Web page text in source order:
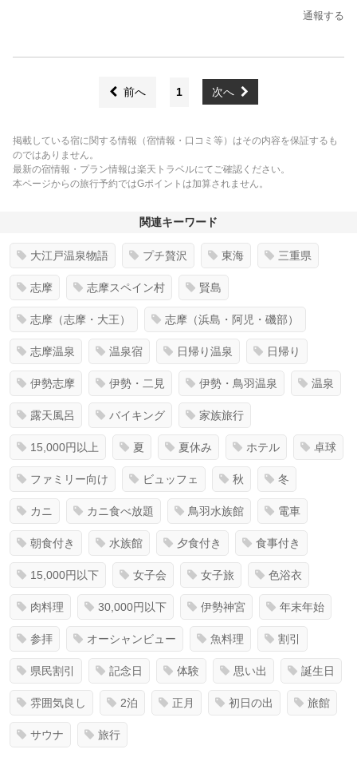
通報する
前へ 1 次へ
掲載している宿に関する情報（宿情報・口コミ等）はその内容を保証するも
のではありません。
最新の宿情報・プラン情報は楽天トラベルにてご確認ください。
本ページからの旅行予約ではGポイントは加算されません。
関連キーワード
大江戸温泉物語 プチ贅沢 東海 三重県
志摩 志摩スペイン村 賢島
志摩（志摩・大王） 志摩（浜島・阿児・磯部）
志摩温泉 温泉宿 日帰り温泉 日帰り
伊勢志摩 伊勢・二見 伊勢・鳥羽温泉 温泉
露天風呂 バイキング 家族旅行
15,000円以上 夏 夏休み ホテル 卓球
ファミリー向け ビュッフェ 秋 冬
カニ カニ食べ放題 鳥羽水族館 電車
朝食付き 水族館 夕食付き 食事付き
15,000円以下 女子会 女子旅 色浴衣
肉料理 30,000円以下 伊勢神宮 年末年始
参拝 オーシャンビュー 魚料理 割引
県民割引 記念日 体験 思い出 誕生日
雰囲気良し 2泊 正月 初日の出 旅館
サウナ 旅行